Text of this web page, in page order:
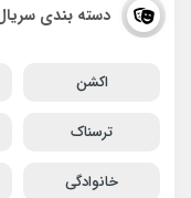
دسته بندی
اکشن
ترسناک
خانوادگی